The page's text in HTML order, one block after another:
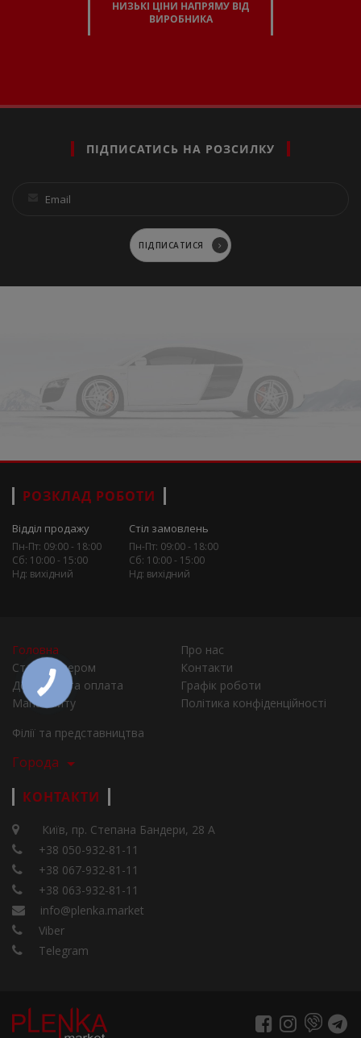
НИЗЬКІ ЦІНИ НАПРЯМУ ВІД
ВИРОБНИКА
ПІДПИСАТИСЬ НА РОЗСИЛКУ
ПІДПИСАТИСЯ
РОЗКЛАД РОБОТИ
Відділ продажу
Пн-Пт: 09:00 - 18:00
Сб: 10:00 - 15:00
Нд: вихідний
Стіл замовлень
Пн-Пт: 09:00 - 18:00
Сб: 10:00 - 15:00
Нд: вихідний
Головна
Про нас
Стати дилером
Контакти
Доставка та оплата
Графік роботи
Мапа сайту
Політика конфіденційності
Філії та представництва
Города
КОНТАКТИ
Київ, пр. Степана Бандери, 28 А
+38 050-932-81-11
+38 067-932-81-11
+38 063-932-81-11
info@plenka.market
Viber
Telegram